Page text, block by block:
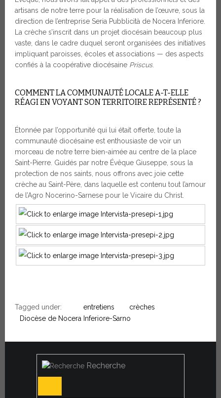
artisans de notre terre pour la réalisation de l’œuvre, sous la
direction de l’entreprise Seria Pubblicità de Nocera Inferiore.
La crèche s’inscrit dans un projet diocésain beaucoup plus
vaste, dans le cadre duquel seront organisées des initiatives
impliquant paroisses, écoles et associations — des aspects
confiés à la coopérative diocésaine Priscus.
COMMENT LA COMMUNAUTÉ LOCALE A-T-ELLE
RÉAGI EN VOYANT SON TERRITOIRE REPRÉSENTÉ ?
Étonnée par l’opportunité qui lui était offerte, toute la
communauté diocésaine est enthousiaste de voir un
morceau de notre terre bien-aimée au centre de la place
Saint-Pierre. Guidés par notre Évêque Giuseppe, sous la
protection de nos saints, nous offrons avec joie cette
crèche au Saint-Père, dans laquelle est contenu tout l’amour
de l’Agro Nocerino-Sarnese pour le Vicaire du Christ.
Tagged under: entretiens
crèches
Diocèse de Nocera Inferiore-Sarno
Recherche